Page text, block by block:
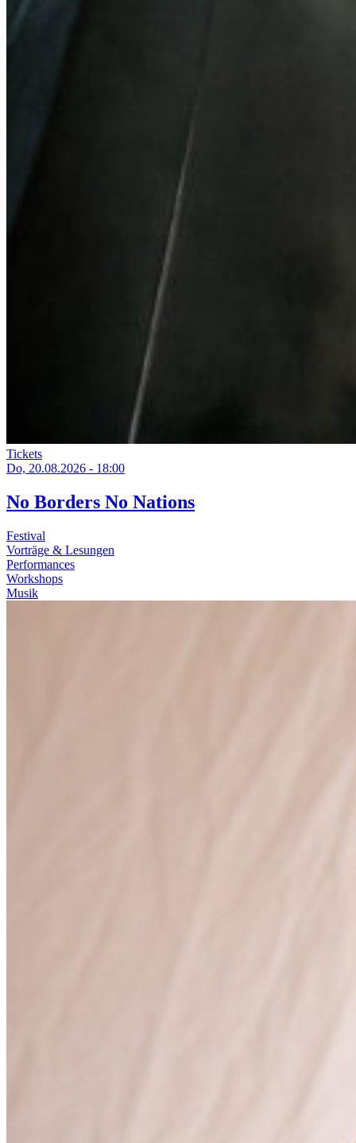
Tickets
Do, 20.08.2026 - 18:00
No Borders No Nations
Festival
Vorträge & Lesungen
Performances
Workshops
Musik